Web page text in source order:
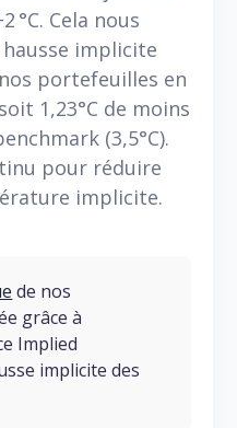
°C. Cela nous
implicite
portefeuilles en
1,23°C de moins
(3,5°C).
pour réduire
implicite.
de nos
grâce à
Implied
implicite des